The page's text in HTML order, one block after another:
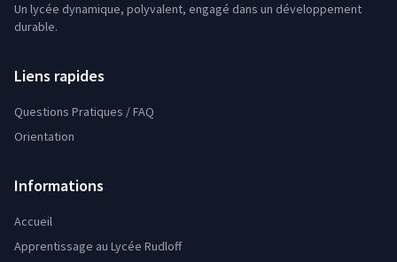
Un lycée dynamique, polyvalent, engagé dans un développement
durable.
Liens rapides
Questions Pratiques / FAQ
Orientation
Informations
Accueil
Apprentissage au Lycée Rudloff